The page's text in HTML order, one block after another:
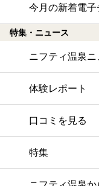
今月の新着電
特集・ニュース
ニフティ温泉ニ
体験レポート
口コミを見る
特集